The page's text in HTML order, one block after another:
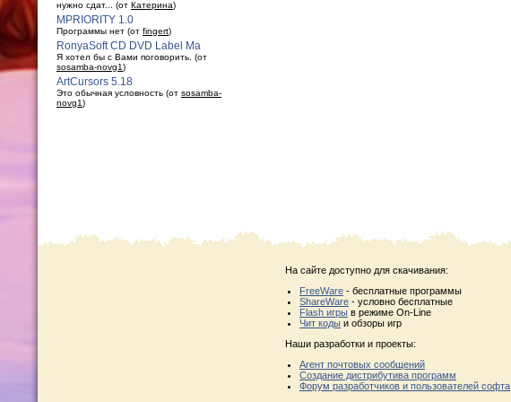
нужно сдат... (от Катерина)
MPRIORITY 1.0
Программы нет (от fingert)
RonyaSoft CD DVD Label Ma
Я хотел бы с Вами поговорить. (от
sosamba-novg1)
ArtCursors 5.18
Это обычная условность (от sosamba-
novg1)
На сайте доступно для скачивания:
FreeWare - бесплатные программы
ShareWare - условно бесплатные
Flash игры в режиме On-Line
Чит коды и обзоры игр
Наши разработки и проекты:
Агент почтовых сообщений
Создание дистрибутива программ
Форум разработчиков и пользователей софта